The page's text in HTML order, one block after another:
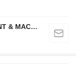
GOLDEN TRUST USED HEAVY EQUIPMENT & MACHINERY TRADING L.L.C